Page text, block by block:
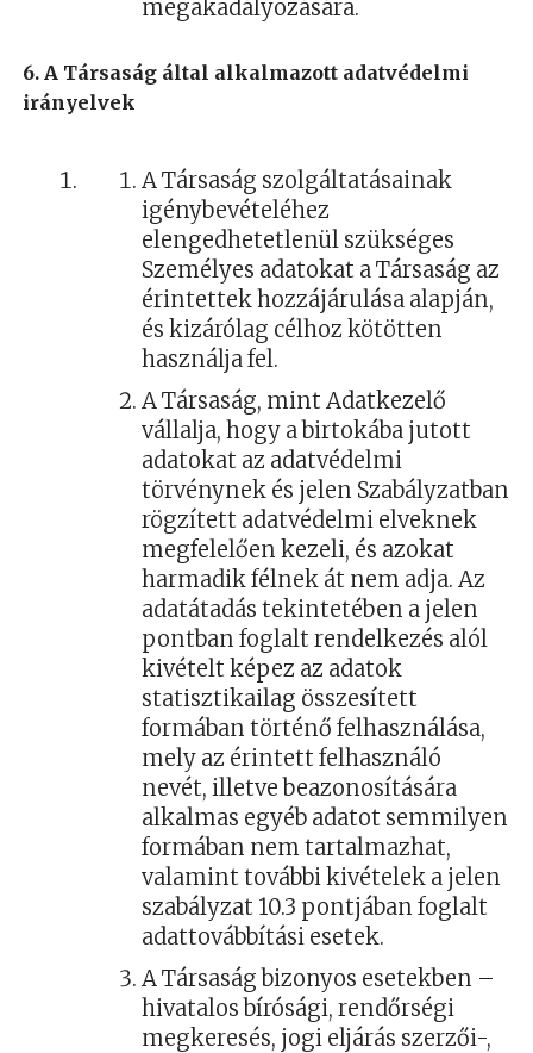
megakadályozására.
6. A Társaság által alkalmazott adatvédelmi
irányelvek
A Társaság szolgáltatásainak
igénybevételéhez
elengedhetetlenül szükséges
Személyes adatokat a Társaság az
érintettek hozzájárulása alapján,
és kizárólag célhoz kötötten
használja fel.
A Társaság, mint Adatkezelő
vállalja, hogy a birtokába jutott
adatokat az adatvédelmi
törvénynek és jelen Szabályzatban
rögzített adatvédelmi elveknek
megfelelően kezeli, és azokat
harmadik félnek át nem adja. Az
adatátadás tekintetében a jelen
pontban foglalt rendelkezés alól
kivételt képez az adatok
statisztikailag összesített
formában történő felhasználása,
mely az érintett felhasználó
nevét, illetve beazonosítására
alkalmas egyéb adatot semmilyen
formában nem tartalmazhat,
valamint további kivételek a jelen
szabályzat 10.3 pontjában foglalt
adattovábbítási esetek.
A Társaság bizonyos esetekben –
hivatalos bírósági, rendőrségi
megkeresés, jogi eljárás szerzői-,